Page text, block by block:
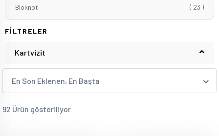
Bloknot ( 23 )
FİLTRELER
Kartvizit
En Son Eklenen, En Başta
92 Ürün gösteriliyor